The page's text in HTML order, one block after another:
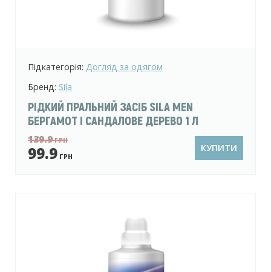
Підкатегорія: Догляд за одягом
Бренд: Sila
РІДКИЙ ПРАЛЬНИЙ ЗАСІБ SILA MEN
БЕРГАМОТ І САНДАЛОВЕ ДЕРЕВО 1 Л
139.9ГРН
99.9 ГРН
КУПИТИ